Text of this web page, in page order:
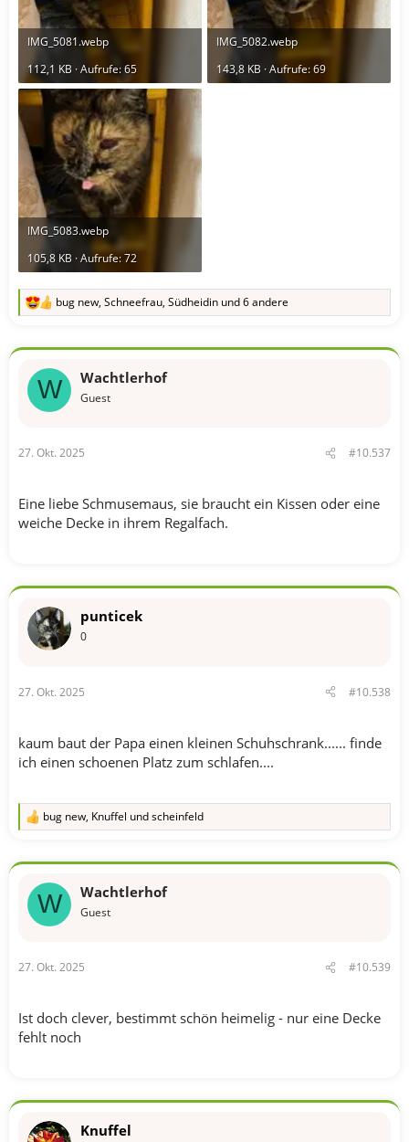
IMG_5081.webp
112,1 KB · Aufrufe: 65
IMG_5082.webp
143,8 KB · Aufrufe: 69
IMG_5083.webp
105,8 KB · Aufrufe: 72
R
k
o
:
bug new, Schneefrau, Südheidin und 6 andere
W Wachtlerhof
Guest
27. Okt. 2025 #10.537
Eine liebe Schmusemaus, sie braucht ein Kissen oder eine
weiche Decke in ihrem Regalfach.
punticek
0
27. Okt. 2025 #10.538
kaum baut der Papa einen kleinen Schuhschrank...... finde
ich einen schoenen Platz zum schlafen....
R
k
o
:
bug new, Knuffel undscheinfeld
W Wachtlerhof
Guest
27. Okt. 2025 #10.539
Ist doch clever, bestimmt schön heimelig - nur eine Decke
fehlt noch
Knuffel